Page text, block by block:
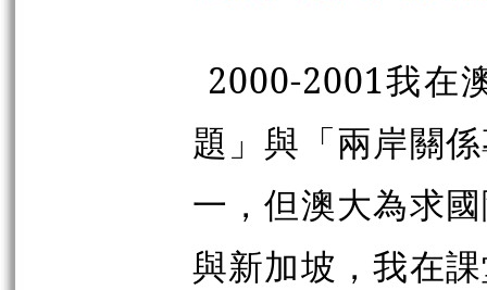
2000-2001我在
題」與「兩岸關
一，但澳大為求
與新加坡，我在